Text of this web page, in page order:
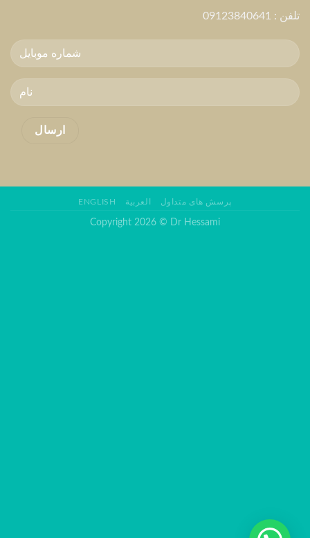
تلفن : 09123840641
پرسش های متداول العربية ENGLISH
Copyright 2026 © Dr Hessami